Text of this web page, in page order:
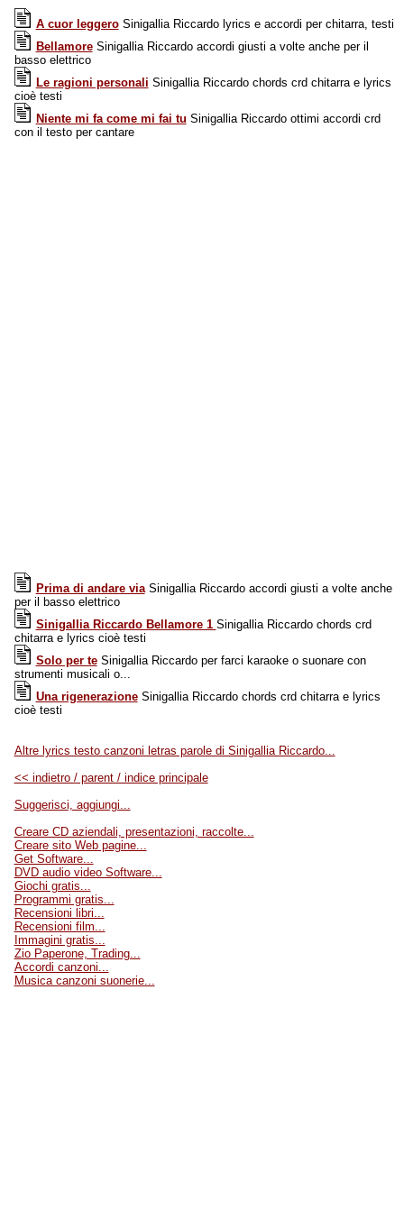
A cuor leggeroSinigallia Riccardo lyrics e accordi per chitarra, testi
BellamoreSinigallia Riccardo accordi giusti a volte anche per il
basso elettrico
Le ragioni personali Sinigallia Riccardo chords crd chitarra e lyrics
cioè testi
Niente mi fa come mi fai tu Sinigallia Riccardo ottimi accordi crd
con il testo per cantare
Prima di andare viaSinigallia Riccardo accordi giusti a volte anche
per il basso elettrico
Sinigallia Riccardo Bellamore 1 Sinigallia Riccardo chords crd
chitarra e lyrics cioè testi
Solo per teSinigallia Riccardo per farci karaoke o suonare con
strumenti musicali o...
Una rigenerazioneSinigallia Riccardo chords crd chitarra e lyrics
cioè testi
Altre lyrics testo canzoni letras parole di Sinigallia Riccardo...
<< indietro / parent / indice principale
Suggerisci, aggiungi...
Creare CD aziendali, presentazioni, raccolte...
Creare sito Web pagine...
Get Software...
DVD audio video Software...
Giochi gratis...
Programmi gratis...
Recensioni libri...
Recensioni film...
Immagini gratis...
Zio Paperone, Trading...
Accordi canzoni...
Musica canzoni suonerie...